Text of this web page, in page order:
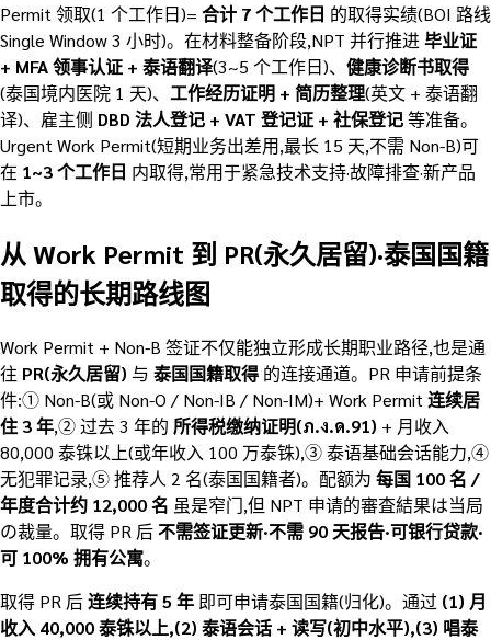
Permit 领取(1 个工作日)= 合计 7 个工作日 的取得实绩(BOI 路线
Single Window 3 小时)。在材料整备阶段,NPT 并行推进毕业证
+ MFA 领事认证 + 泰语翻译(3~5 个工作日)、 健康诊断书取得
(泰国境内医院 1 天)、 工作经历证明 + 简历整理(英文 + 泰语翻
译)、雇主侧 DBD 法人登记 + VAT 登记证 + 社保登记等准备。
Urgent Work Permit(短期业务出差用,最长 15 天,不需 Non-B)可
在 1~3 个工作日 内取得,常用于紧急技术支持·故障排查·新产品
上市。
从 Work Permit 到 PR(永久居留)·泰国国籍
取得的长期路线图
Work Permit + Non-B 签证不仅能独立形成长期职业路径,也是通
往 PR(永久居留) 与 泰国国籍取得 的连接通道。PR 申请前提条
件:① Non-B(或 Non-O / Non-IB / Non-IM)+ Work Permit 连续居
住 3 年,② 过去 3 年的 所得税缴纳证明(ภ.ง.ด.91) + 月收入
80,000 泰铢以上(或年收入 100 万泰铢),③ 泰语基础会话能力,④
无犯罪记录,⑤ 推荐人 2 名(泰国国籍者)。配额为 每国 100 名 /
年度合计约 12,000 名 虽是窄门,但 NPT 申请的審査結果は当局
の裁量。取得 PR 后不需签证更新·不需 90 天报告·可银行贷款·
可 100% 拥有公寓。
取得 PR 后连续持有 5 年 即可申请泰国国籍(归化)。通过 (1) 月
收入 40,000 泰铢以上,(2) 泰语会话 + 读写(初中水平),(3) 唱泰